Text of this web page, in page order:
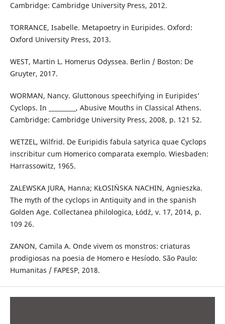
Cambridge: Cambridge University Press, 2012.
TORRANCE, Isabelle. Metapoetry in Euripides. Oxford:
Oxford University Press, 2013.
WEST, Martin L. Homerus Odyssea. Berlin / Boston: De
Gruyter, 2017.
WORMAN, Nancy. Gluttonous speechifying in Euripides’
Cyclops. In _________, Abusive Mouths in Classical Athens.
Cambridge: Cambridge University Press, 2008, p. 121 52.
WETZEL, Wilfrid. De Euripidis fabula satyrica quae Cyclops
inscribitur cum Homerico comparata exemplo. Wiesbaden:
Harrassowitz, 1965.
ZALEWSKA JURA, Hanna; KŁOSIŃSKA NACHIN, Agnieszka.
The myth of the cyclops in Antiquity and in the spanish
Golden Age. Collectanea philologica, Łódź, v. 17, 2014, p.
109 26.
ZANON, Camila A. Onde vivem os monstros: criaturas
prodigiosas na poesia de Homero e Hesíodo. São Paulo:
Humanitas / FAPESP, 2018.